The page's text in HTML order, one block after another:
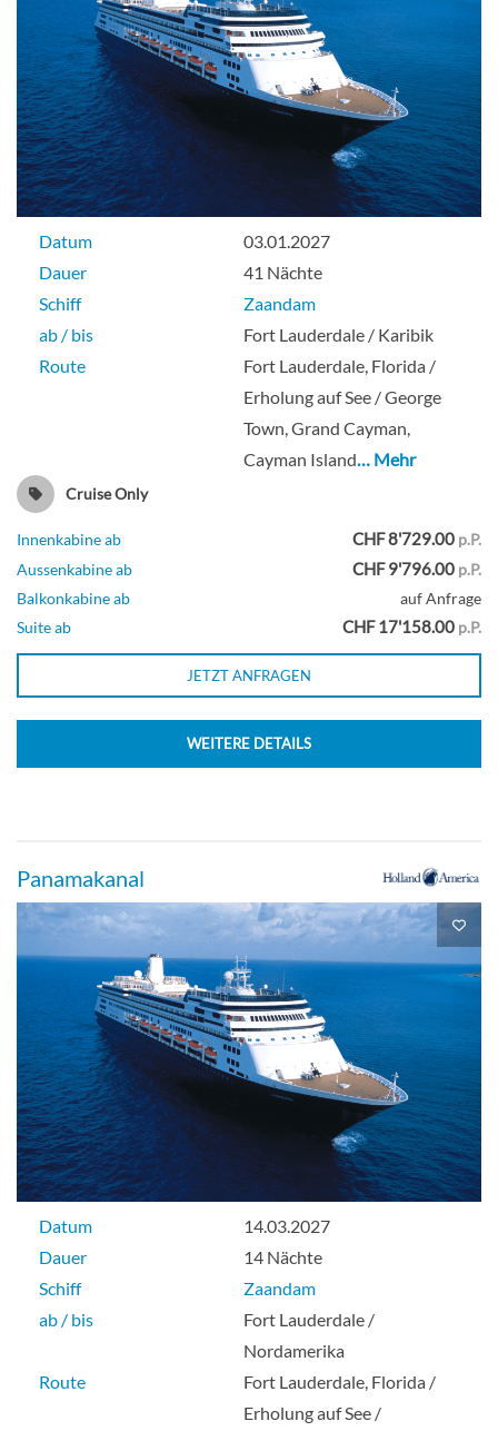
Große Innenkabine-[K]
Hauptdeck
Innenkabine
Große Innenkabine-[M]
Delphin-Deck
Innenkabine
Innenkabine
Große Innenkabine-[N]
Delphin-Deck
Innenkabine
Datum
03.01.2027
Dauer
41 Nächte
Schiff
Zaandam
ab / bis
Fort Lauderdale / Karibik
Route
Fort Lauderdale, Florida /
Erholung auf See / George
Town, Grand Cayman,
Cayman Island… Mehr
Cruise Only
Innenkabine ab CHF 8'729.00 p.P.
Aussenkabine ab
CHF 9'796.00 p.P.
Balkonkabine ab
auf Anfrage
Suite ab
CHF 17'158.00 p.P.
JETZT ANFRAGEN
WEITERE DETAILS
Panamakanal
Datum
14.03.2027
Dauer
14 Nächte
Schiff
Zaandam
ab / bis
Fort Lauderdale /
Nordamerika
Route
Fort Lauderdale, Florida /
Erholung auf See /